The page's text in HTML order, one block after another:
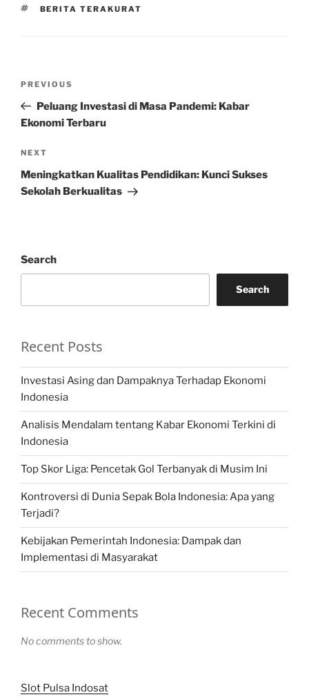
TAGS
BERITA TERAKURAT
Previous
Post
PREVIOUS
Peluang Investasi di Masa Pandemi: Kabar
Ekonomi Terbaru
Next
Post
NEXT
Meningkatkan Kualitas Pendidikan: Kunci Sukses
Sekolah Berkualitas
Search
Search
Recent Posts
Investasi Asing dan Dampaknya Terhadap Ekonomi
Indonesia
Analisis Mendalam tentang Kabar Ekonomi Terkini di
Indonesia
Top Skor Liga: Pencetak Gol Terbanyak di Musim Ini
Kontroversi di Dunia Sepak Bola Indonesia: Apa yang
Terjadi?
Kebijakan Pemerintah Indonesia: Dampak dan
Implementasi di Masyarakat
Recent Comments
No comments to show.
Slot Pulsa Indosat